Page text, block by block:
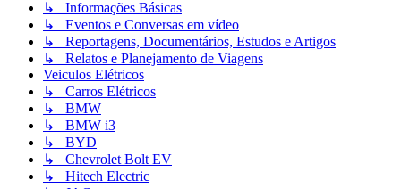
↳ Informações Básicas
↳ Eventos e Conversas em vídeo
↳ Reportagens, Documentários, Estudos e Artigos
↳ Relatos e Planejamento de Viagens
Veiculos Elétricos
↳ Carros Elétricos
↳ BMW
↳ BMW i3
↳ BYD
↳ Chevrolet Bolt EV
↳ Hitech Electric